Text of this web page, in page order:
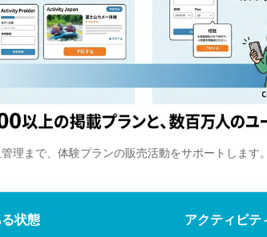
理まで、体験プランの販売活動をサポートします
状態 アクティビテ